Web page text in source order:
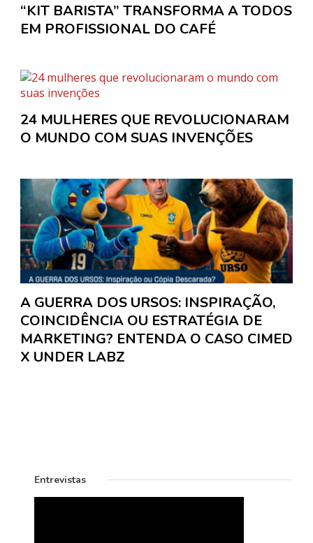
“KIT BARISTA” TRANSFORMA A TODOS
EM PROFISSIONAL DO CAFÉ
24 MULHERES QUE REVOLUCIONARAM
O MUNDO COM SUAS INVENÇÕES
A GUERRA DOS URSOS: INSPIRAÇÃO,
COINCIDÊNCIA OU ESTRATÉGIA DE
MARKETING? ENTENDA O CASO CIMED
X UNDER LABZ
Entrevistas